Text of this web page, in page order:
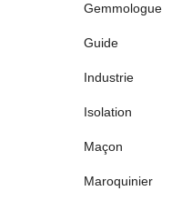
Gemmologue
Guide
Industrie
Isolation
Maçon
Maroquinier